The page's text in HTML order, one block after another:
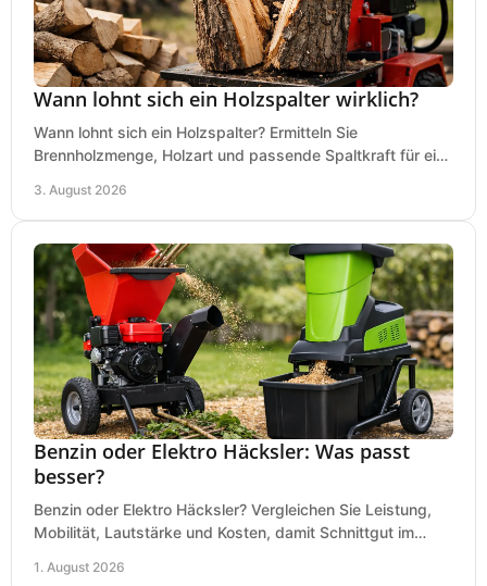
Wann lohnt sich ein Holzspalter wirklich?
Wann lohnt sich ein Holzspalter? Ermitteln Sie
Brennholzmenge, Holzart und passende Spaltkraft für eine
3. August 2026
Benzin oder Elektro Häcksler: Was passt
besser?
Benzin oder Elektro Häcksler? Vergleichen Sie Leistung,
Mobilität, Lautstärke und Kosten, damit Schnittgut im
1. August 2026